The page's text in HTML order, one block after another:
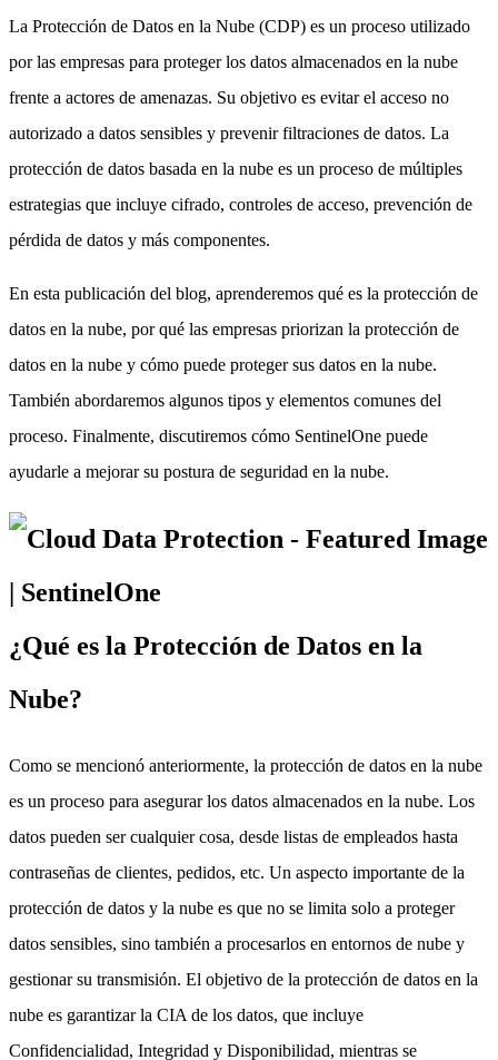
La Protección de Datos en la Nube (CDP) es un proceso utilizado
por las empresas para proteger los datos almacenados en la nube
frente a actores de amenazas. Su objetivo es evitar el acceso no
autorizado a datos sensibles y prevenir filtraciones de datos. La
protección de datos basada en la nube es un proceso de múltiples
estrategias que incluye cifrado, controles de acceso, prevención de
pérdida de datos y más componentes.
En esta publicación del blog, aprenderemos qué es la protección de
datos en la nube, por qué las empresas priorizan la protección de
datos en la nube y cómo puede proteger sus datos en la nube.
También abordaremos algunos tipos y elementos comunes del
proceso. Finalmente, discutiremos cómo SentinelOne puede
ayudarle a mejorar su postura de seguridad en la nube.
¿Qué es la Protección de Datos en la
Nube?
Como se mencionó anteriormente, la protección de datos en la nube
es un proceso para asegurar los datos almacenados en la nube. Los
datos pueden ser cualquier cosa, desde listas de empleados hasta
contraseñas de clientes, pedidos, etc. Un aspecto importante de la
protección de datos y la nube es que no se limita solo a proteger
datos sensibles, sino también a procesarlos en entornos de nube y
gestionar su transmisión. El objetivo de la protección de datos en la
nube es garantizar la CIA de los datos, que incluye
Confidencialidad, Integridad y Disponibilidad, mientras se